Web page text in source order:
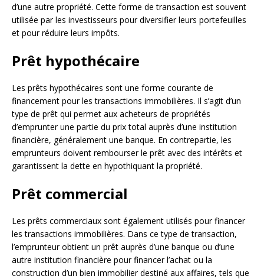
d’une autre propriété. Cette forme de transaction est souvent
utilisée par les investisseurs pour diversifier leurs portefeuilles
et pour réduire leurs impôts.
Prêt hypothécaire
Les prêts hypothécaires sont une forme courante de
financement pour les transactions immobilières. Il s’agit d’un
type de prêt qui permet aux acheteurs de propriétés
d’emprunter une partie du prix total auprès d’une institution
financière, généralement une banque. En contrepartie, les
emprunteurs doivent rembourser le prêt avec des intérêts et
garantissent la dette en hypothiquant la propriété.
Prêt commercial
Les prêts commerciaux sont également utilisés pour financer
les transactions immobilières. Dans ce type de transaction,
l’emprunteur obtient un prêt auprès d’une banque ou d’une
autre institution financière pour financer l’achat ou la
construction d’un bien immobilier destiné aux affaires, tels que